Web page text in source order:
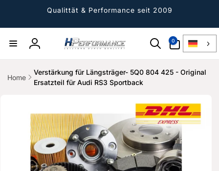
Qualittät & Performance seit 2009
Einloggen
0
Artikel
Home
Verstärkung für Längsträger- 5Q0 804 425 - Original
Ersatzteil für Audi RS3 Sportback